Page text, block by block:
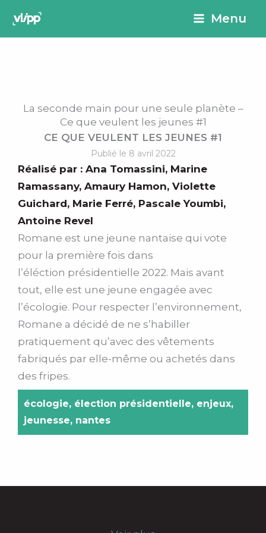
principal
Menu
La seconde main pour une seule planète –
Ce que veulent les jeunes #1
CE QUE VEULENT LES JEUNES #1
Publié le 8 avril 2022
Réalisé par : Ana Tomassini, Marine
Ramassany, Amaury Hamon, Violette
Guichard, Marie Ferré, Pascale Youmbi,
Antoine Revel
Romane est une jeune nantaise qui vote
pour la première fois dans
l’éléction présidentielle 2022. Mais avant
tout, elle est une jeune engagée avec
l’écologie. Pour respecter l’environnement,
Romane a décidé de ne s’habiller
pratiquement qu’avec des vêtements
fabriqués par elle-même ou achetés dans
des fripes.
écologie, élection présidentielle, enjeux,
jeunesse, nantes